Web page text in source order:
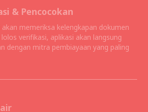
& Pencocokan
akan memeriksa kelengkapan dokumen
lolos verifikasi, aplikasi akan langsung
dengan mitra pembiayaan yang paling